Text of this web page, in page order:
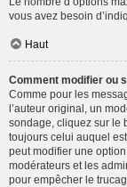
vous avez besoin
Haut
Comment modifier ou
Comme pour les
l’auteur original, un
sondage, cliquez sur le
toujours celui auquel
peut modifier une
modérateurs et les
pour empêcher le